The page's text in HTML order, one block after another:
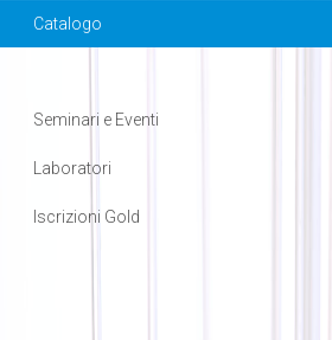
Catalogo
Seminari e Eventi
Laboratori
Iscrizioni Gold